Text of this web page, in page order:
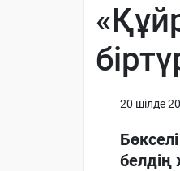
20 шiлде
белдің